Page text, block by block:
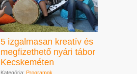
5 izgalmasan kreatív és
megfizethető nyári tábor
Kecskeméten
Kategória: Programok